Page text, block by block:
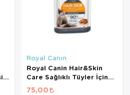
Royal Canın
Royal Canin Hair&Skin
Care Sağlıklı Tüyler İçin
Kedi Pouch 85Gr
75,00